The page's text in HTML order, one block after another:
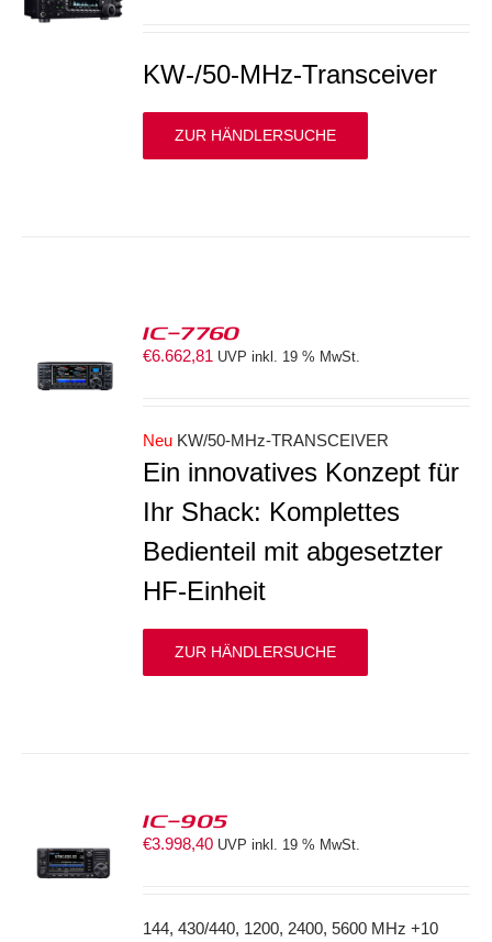
KW-/50-MHz-Transceiver
ZUR HÄNDLERSUCHE
IC-7760
€6.662,81 UVP inkl. 19 % MwSt.
Neu KW/50-MHz-TRANSCEIVER
Ein innovatives Konzept für
Ihr Shack: Komplettes
Bedienteil mit abgesetzter
HF-Einheit
ZUR HÄNDLERSUCHE
IC-905
€3.998,40 UVP inkl. 19 % MwSt.
144, 430/440, 1200, 2400, 5600 MHz +10